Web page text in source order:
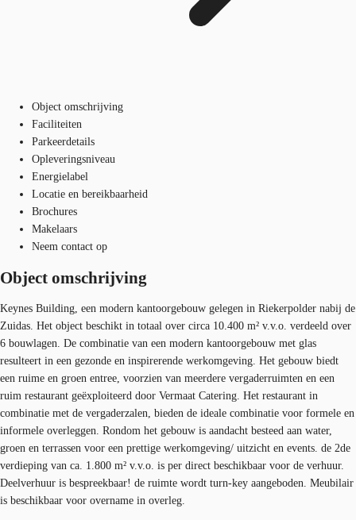
Object omschrijving
Faciliteiten
Parkeerdetails
Opleveringsniveau
Energielabel
Locatie en bereikbaarheid
Brochures
Makelaars
Neem contact op
Object omschrijving
Keynes Building, een modern kantoorgebouw gelegen in Riekerpolder nabij de
Zuidas. Het object beschikt in totaal over circa 10.400 m² v.v.o. verdeeld over
6 bouwlagen. De combinatie van een modern kantoorgebouw met glas
resulteert in een gezonde en inspirerende werkomgeving. Het gebouw biedt
een ruime en groen entree, voorzien van meerdere vergaderruimten en een
ruim restaurant geëxploiteerd door Vermaat Catering. Het restaurant in
combinatie met de vergaderzalen, bieden de ideale combinatie voor formele en
informele overleggen. Rondom het gebouw is aandacht besteed aan water,
groen en terrassen voor een prettige werkomgeving/ uitzicht en events. de 2de
verdieping van ca. 1.800 m² v.v.o. is per direct beschikbaar voor de verhuur.
Deelverhuur is bespreekbaar! de ruimte wordt turn-key aangeboden. Meubilair
is beschikbaar voor overname in overleg.